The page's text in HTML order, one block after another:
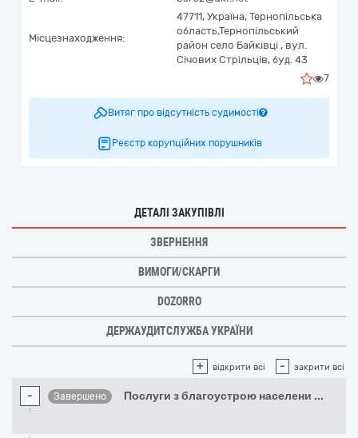
Місцезнаходження:
47711, Україна, Тернопільська
область,Тернопільський
район село Байківці , вул.
Січових Стрільців, буд. 43
7
Витяг про відсутність судимості
Реєстр корупційних порушників
ДЕТАЛІ ЗАКУПІВЛІ
ЗВЕРНЕННЯ
ВИМОГИ/СКАРГИ
DOZORRO
ДЕРЖАУДИТСЛУЖБА УКРАЇНИ
+ відкрити всі - закрити всі
- Завершено Послуги з благоустрою населени ...